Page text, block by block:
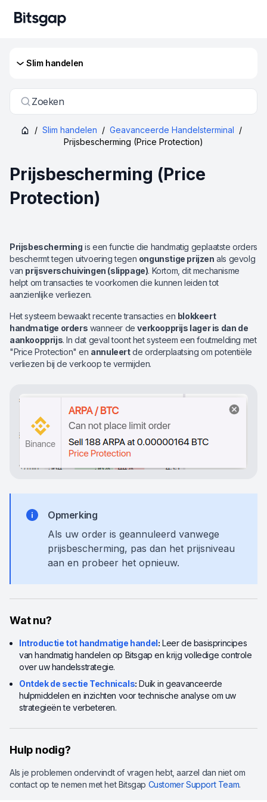
Slim handelen
Zoeken
/ Slim handelen / Geavanceerde Handelsterminal /
Prijsbescherming (Price Protection)
Prijsbescherming (Price
Protection)
Prijsbescherming is een functie die handmatig geplaatste orders
beschermt tegen uitvoering tegen ongunstige prijzen als gevolg
van prijsverschuivingen (slippage). Kortom, dit mechanisme
helpt om transacties te voorkomen die kunnen leiden tot
aanzienlijke verliezen.
Het systeem bewaakt recente transacties en blokkeert
handmatige orders wanneer deverkoopprijs lager is dan de
aankoopprijs. In dat geval toont het systeem een foutmelding met
"Price Protection" en annuleertde orderplaatsing om potentiële
verliezen bij de verkoop te vermijden.
Opmerking
Als uw order is geannuleerd vanwege
prijsbescherming, pas dan het prijsniveau
aan en probeer het opnieuw.
Wat nu?
Introductie tot handmatige handel: Leer de basisprincipes
van handmatig handelen op Bitsgap en krijg volledige controle
over uw handelsstrategie.
Ontdek de sectie Technicals: Duik in geavanceerde
hulpmiddelen en inzichten voor technische analyse om uw
strategieën te verbeteren.
Hulp nodig?
Als je problemen ondervindt of vragen hebt, aarzel dan niet om
contact op te nemen met het Bitsgap Customer Support Team.